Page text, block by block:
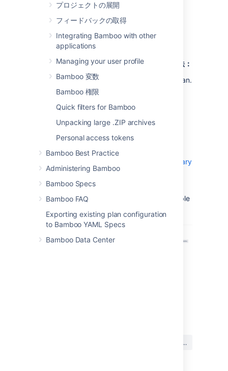
プロジェクトの展開
フィードバックの取得
Integrating Bamboo with other
applications
Managing your user profile
Bamboo 変数
Bamboo 権限
Quick filters for Bamboo
Unpacking large .ZIP archives
Personal access tokens
Bamboo Best Practice
Administering Bamboo
Bamboo Specs
Bamboo FAQ
Exporting existing plan configuration
to Bamboo YAML Specs
Bamboo Data Center
ビルド結果による作業
コメントの使用
失敗したビルドに手動で責任を割り当てる方法：
Go to thebuild result summary
for a plan.
SelectAssign responsibility
another member of your team
responsible for fixing the build.
SelectClaim full responsibility
want to fix the build yourself.
People who are responsible for the broken
build result summary
Broken builds that are assigned to you are
displayed on your
page, available
いいえ